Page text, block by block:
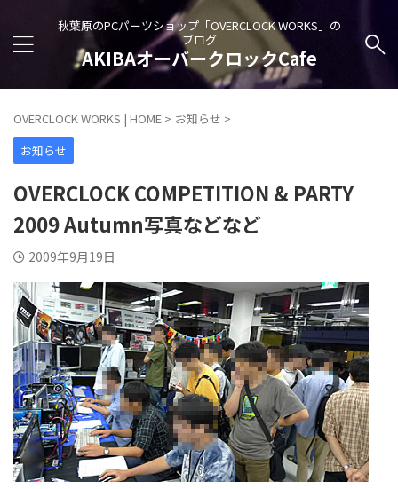
秋葉原のPCパーツショップ「OVERCLOCK WORKS」の
ブログ
AKIBAオーバークロックCafe
OVERCLOCK WORKS | HOME > お知らせ >
お知らせ
OVERCLOCK COMPETITION & PARTY
2009 Autumn写真などなど
2009年9月19日